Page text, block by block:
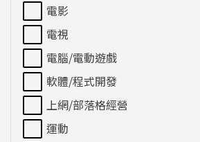
電影
電視
電腦/電動遊戲
軟體/程式開發
上網/部落格經營
運動